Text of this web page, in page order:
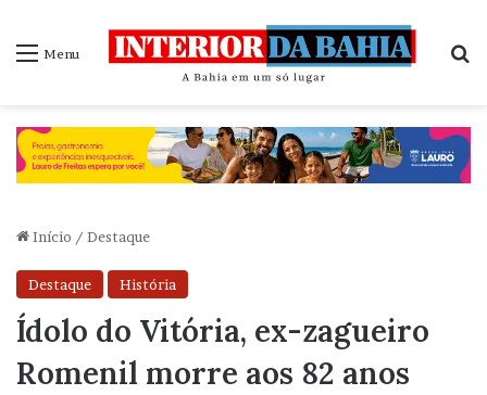
Menu
Início / Destaque
Destaque História
Ídolo do Vitória, ex-zagueiro
Romenil morre aos 82 anos